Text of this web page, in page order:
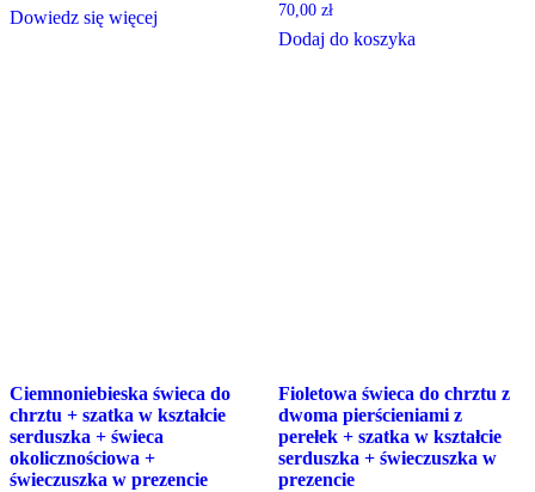
Dowiedz się więcej 70,00 zł
Dodaj do koszyka
Ciemnoniebieska świeca do
chrztu + szatka w kształcie
serduszka + świeca
okolicznościowa +
świeczuszka w prezencie
Fioletowa świeca do chrztu z
dwoma pierścieniami z
perełek + szatka w kształcie
serduszka + świeczuszka w
prezencie